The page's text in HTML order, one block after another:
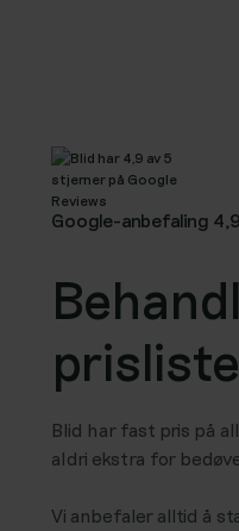
Google-anbefaling
prisliste
Blid har fast pris på
aldri ekstra for
Vi anbefaler alltid å